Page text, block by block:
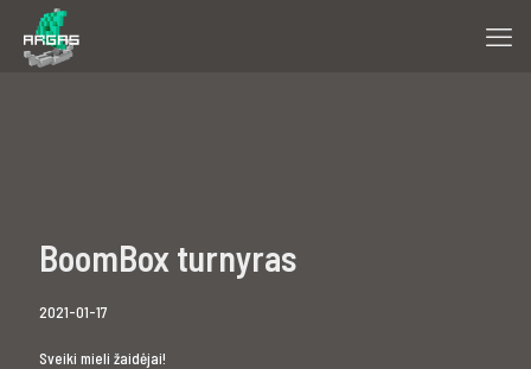
BoomBox turnyras
2021-01-17
Sveiki mieli žaidėjai!